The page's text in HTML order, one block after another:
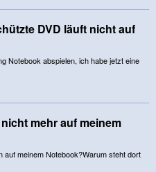
DVD läuft nicht auf
Notebook abspielen, ich habe jetzt eine
mehr auf meinem
meinem Notebook?Warum steht dort